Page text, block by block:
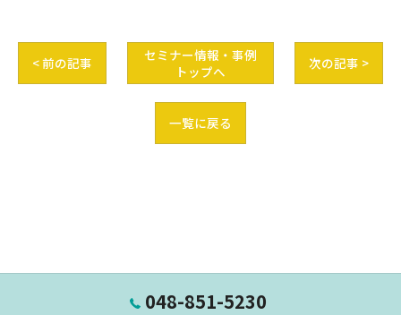
< 前の記事
セミナー情報・事例
トップへ
次の記事 >
一覧に戻る
048-851-5230